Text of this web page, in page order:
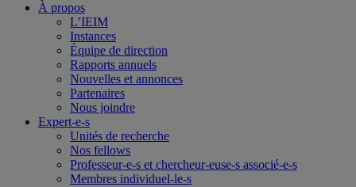
À propos
L’IEIM
Instances
Équipe de direction
Rapports annuels
Nouvelles et annonces
Partenaires
Nous joindre
Expert-e-s
Unités de recherche
Nos fellows
Professeur-e-s et chercheur-euse-s associé-e-s
Membres individuel-le-s